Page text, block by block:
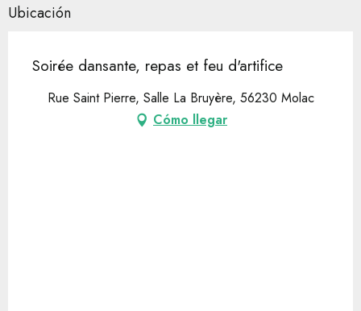
Ubicación
Soirée dansante, repas et feu d'artifice
Rue Saint Pierre, Salle La Bruyère, 56230 Molac
Cómo llegar